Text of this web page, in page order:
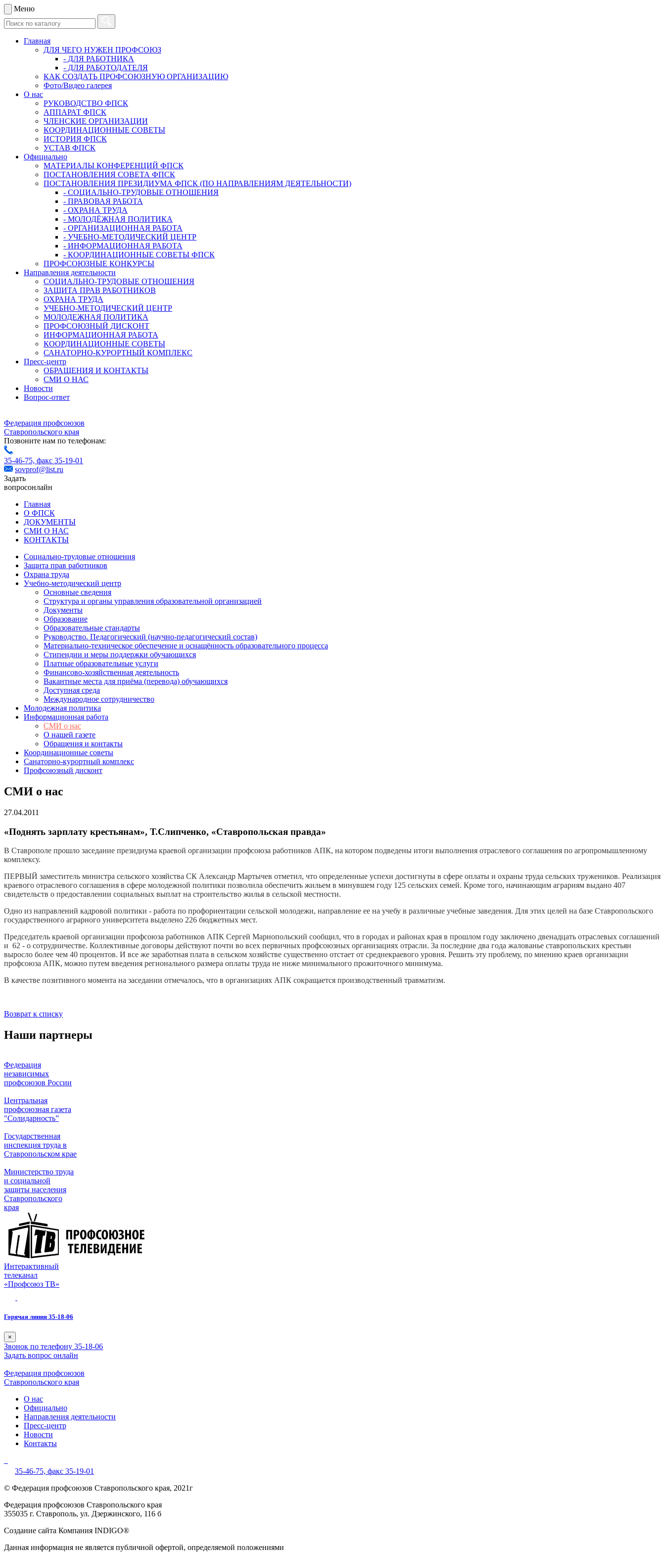
Меню
Главная
ДЛЯ ЧЕГО НУЖЕН ПРОФСОЮЗ
- ДЛЯ РАБОТНИКА
- ДЛЯ РАБОТОДАТЕЛЯ
КАК СОЗДАТЬ ПРОФСОЮЗНУЮ ОРГАНИЗАЦИЮ
Фото/Видео галерея
О нас
РУКОВОДСТВО ФПСК
АППАРАТ ФПСК
ЧЛЕНСКИЕ ОРГАНИЗАЦИИ
КООРДИНАЦИОННЫЕ СОВЕТЫ
ИСТОРИЯ ФПСК
УСТАВ ФПСК
Официально
МАТЕРИАЛЫ КОНФЕРЕНЦИЙ ФПСК
ПОСТАНОВЛЕНИЯ СОВЕТА ФПСК
ПОСТАНОВЛЕНИЯ ПРЕЗИДИУМА ФПСК (ПО НАПРАВЛЕНИЯМ ДЕЯТЕЛЬНОСТИ)
- СОЦИАЛЬНО-ТРУДОВЫЕ ОТНОШЕНИЯ
- ПРАВОВАЯ РАБОТА
- ОХРАНА ТРУДА
- МОЛОДЁЖНАЯ ПОЛИТИКА
- ОРГАНИЗАЦИОННАЯ РАБОТА
- УЧЕБНО-МЕТОДИЧЕСКИЙ ЦЕНТР
- ИНФОРМАЦИОННАЯ РАБОТА
- КООРДИНАЦИОННЫЕ СОВЕТЫ ФПСК
ПРОФСОЮЗНЫЕ КОНКУРСЫ
Направления деятельности
СОЦИАЛЬНО-ТРУДОВЫЕ ОТНОШЕНИЯ
ЗАЩИТА ПРАВ РАБОТНИКОВ
ОХРАНА ТРУДА
УЧЕБНО-МЕТОДИЧЕСКИЙ ЦЕНТР
МОЛОДЕЖНАЯ ПОЛИТИКА
ПРОФСОЮЗНЫЙ ДИСКОНТ
ИНФОРМАЦИОННАЯ РАБОТА
КООРДИНАЦИОННЫЕ СОВЕТЫ
САНАТОРНО-КУРОРТНЫЙ КОМПЛЕКС
Пресс-центр
ОБРАЩЕНИЯ И КОНТАКТЫ
СМИ О НАС
Новости
Вопрос-ответ
Федерация профсоюзов
Ставропольского края
Позвоните нам по телефонам:
35-46-75, факс 35-19-01
sovprof@list.ru
Задать
вопросонлайн
Главная
О ФПСК
ДОКУМЕНТЫ
СМИ О НАС
КОНТАКТЫ
Социально-трудовые отношения
Защита прав работников
Охрана труда
Учебно-методический центр
Основные сведения
Структура и органы управления образовательной организацией
Документы
Образование
Образовательные стандарты
Руководство. Педагогический (научно-педагогический состав)
Материально-техническое обеспечение и оснащённость образовательного процесса
Стипендии и меры поддержки обучающихся
Платные образовательные услуги
Финансово-хозяйственная деятельность
Вакантные места для приёма (перевода) обучающихся
Доступная среда
Международное сотрудничество
Молодежная политика
Информационная работа
СМИ о нас
О нашей газете
Обращения и контакты
Координационные советы
Санаторно-курортный комплекс
Профсоюзный дисконт
СМИ о нас
27.04.2011
«Поднять зарплату крестьянам», Т.Слипченко, «Ставропольская правда»
В Ставрополе прошло заседание президиума краевой организации профсоюза работников АПК, на котором подведены итоги выполнения отраслевого соглашения по агропромышленному
комплексу.
ПЕРВЫЙ заместитель министра сельского хозяйства СК Александр Мартычев отметил, что определенные успехи достигнуты в сфере оплаты и охраны труда сельских тружеников. Реализация
краевого отраслевого соглашения в сфере молодежной политики позволила обеспечить жильем в минувшем году 125 сельских семей. Кроме того, начинающим аграриям выдано 407
свидетельств о предоставлении социальных выплат на строительство жилья в сельской местности.
Одно из направлений кадровой политики - работа по профориентации сельской молодежи, направление ее на учебу в различные учебные заведения. Для этих целей на базе Ставропольского
государственного аграрного университета выделено 226 бюджетных мест.
Председатель краевой организации профсоюза работников АПК Сергей Марнопольский сообщил, что в городах и районах края в прошлом году заключено двенадцать отраслевых соглашений
и 62 - о сотрудничестве. Коллективные договоры действуют почти во всех первичных профсоюзных opганизациях отрасли. За последние два года жалованье ставропольских крестьян
выросло более чем 40 процентов. И все же заработная плата в сельском хозяйстве существенно отстает от среднекраевого уровня. Решить эту проблему, по мнению краев организации
профсоюза АПК, можно путем введения регионального размера оплаты труда не ниже минимального прожиточного минимума.
В качестве позитивного момента на заседании отмечалось, что в организациях АПК сокращается производственный травматизм.
Возврат к списку
Наши партнеры
Федерация
независимых
профсоюзов России
Центральная
профсоюзная газета
"Солидарность”
Государственная
инспекция труда в
Ставропольском крае
Министерство труда
и социальной
защиты населения
Ставропольского
края
Интерактивный
телеканал
«Профсоюз ТВ»
Горячая линия 35-18-06
×
Звонок по телефону 35-18-06
Задать вопрос онлайн
Федерация профсоюзов
Ставропольского края
О нас
Официально
Направления деятельности
Пресс-центр
Новости
Контакты
35-46-75, факс 35-19-01
© Федерация профсоюзов Ставропольского края, 2021г
Федерация профсоюзов Ставропольского края
355035 г. Ставрополь, ул. Дзержинского, 116 б
Создание сайта Компания INDIGO®
Данная информация не является публичной офертой, определяемой положениями